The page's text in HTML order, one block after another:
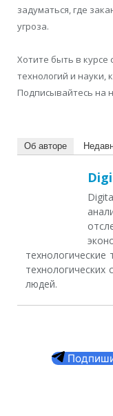
задуматься, где
угроза.
Хотите быть в
технологий и
Подписывайтесь на
Об авторе
людей.